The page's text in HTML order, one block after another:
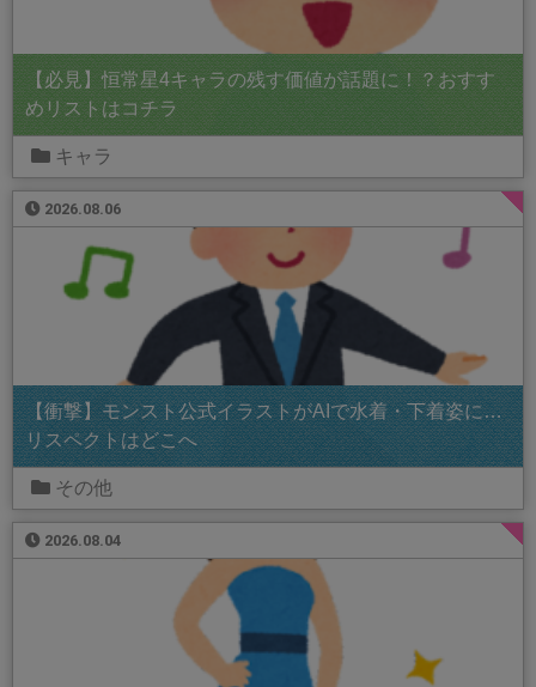
【必見】恒常星4キャラの残す価値が話題に！？おすす
めリストはコチラ
キャラ
2026.08.06
【衝撃】モンスト公式イラストがAIで水着・下着姿に…
リスペクトはどこへ
その他
2026.08.04